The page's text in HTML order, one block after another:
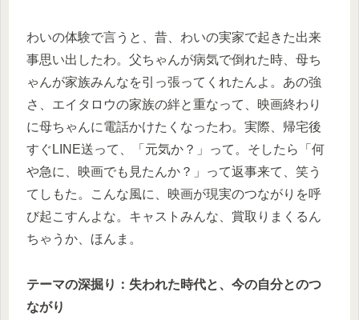
わいの体験で言うと、昔、わいの実家で起きた出来
事思い出したわ。父ちゃんが病気で倒れた時、母ち
ゃんが家族みんなを引っ張ってくれたんよ。あの強
さ、エイタロウの家族の絆と重なって、映画終わり
に母ちゃんに電話かけたくなったわ。実際、帰宅後
すぐLINE送って、「元気か？」って。そしたら「何
や急に、映画でも見たんか？」って返事来て、笑う
てしもた。こんな風に、映画が現実のつながりを呼
び起こすんよな。キャストみんな、賞取りまくるん
ちゃうか、ほんま。
テーマの深掘り：失われた時代と、今の自分とのつ
ながり